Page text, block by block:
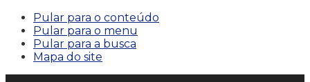
Pular para o conteúdo
Pular para o menu
Pular para a busca
Mapa do site